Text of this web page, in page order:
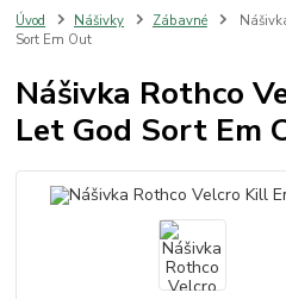
Úvod Nášivky Zábavné
Sort Em Out
Nášivka Rothco
Let God Sort Em